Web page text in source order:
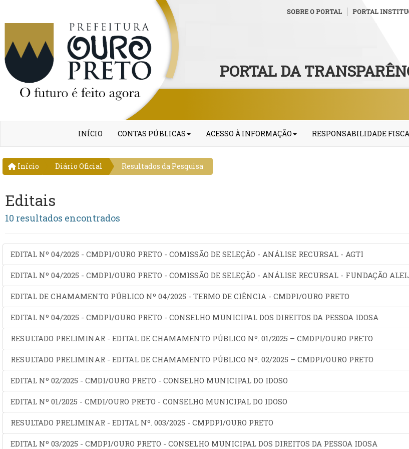
SOBRE O PORTAL PORTAL
PORTAL DA
INÍCIO CONTAS PÚBLICAS ACESSO À INFORMAÇÃO RESPONSABILIDADE
Início Diário Oficial Resultados da Pesquisa
Editais
10 resultados encontrados
EDITAL Nº 04/2025 - CMDPI/OURO PRETO - COMISSÃO DE SELEÇÃO - ANÁLISE RECURSAL - AGTI
EDITAL Nº 04/2025 - CMDPI/OURO PRETO - COMISSÃO DE SELEÇÃO - ANÁLISE RECURSAL - FUNDAÇÃO
EDITAL DE CHAMAMENTO PÚBLICO Nº 04/2025 - TERMO DE CIÊNCIA - CMDPI/OURO PRETO
EDITAL Nº 04/2025 - CMDPI/OURO PRETO - CONSELHO MUNICIPAL DOS DIREITOS DA PESSOA IDOSA
RESULTADO PRELIMINAR - EDITAL DE CHAMAMENTO PÚBLICO Nº. 01/2025 – CMDPI/OURO PRETO
RESULTADO PRELIMINAR - EDITAL DE CHAMAMENTO PÚBLICO Nº. 02/2025 – CMDPI/OURO PRETO
EDITAL Nº 02/2025 - CMDI/OURO PRETO - CONSELHO MUNICIPAL DO IDOSO
EDITAL Nº 01/2025 - CMDI/OURO PRETO - CONSELHO MUNICIPAL DO IDOSO
RESULTADO PRELIMINAR - EDITAL Nº. 003/2025 - CMPDPI/OURO PRETO
EDITAL Nº 03/2025 - CMDPI/OURO PRETO - CONSELHO MUNICIPAL DOS DIREITOS DA PESSOA IDOSA